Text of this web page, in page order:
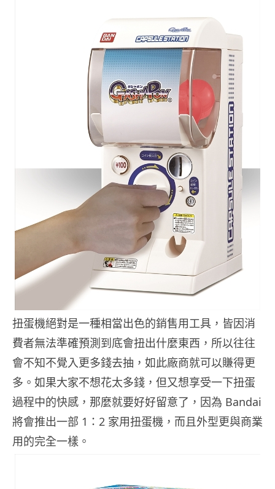
扭蛋機絕對是一種相當出色的銷售用工具，皆因消
費者無法準確預測到底會扭出什麼東西，所以往往
會不知不覺入更多錢去抽，如此廠商就可以賺得更
多。如果大家不想花太多錢，但又想享受一下扭蛋
過程中的快感，那麼就要好好留意了，因為 Bandai
將會推出一部 1：2 家用扭蛋機，而且外型更與商業
用的完全一樣。